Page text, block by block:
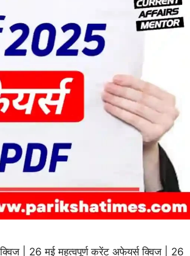
| 26 मई महत्वपूर्ण करेंट अफेयर्स क्विज | 26